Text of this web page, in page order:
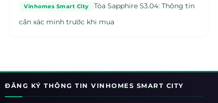
Vinhomes Smart City
Tòa Sapphire S3.04: Thông tin
cần xác minh trước khi mua
ĐĂNG KÝ THÔNG TIN VINHOMES SMART CITY